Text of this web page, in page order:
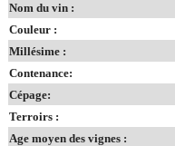
Nom du vin :
Couleur :
Millésime :
Contenance:
Cépage:
Terroirs :
Age moyen des vignes :